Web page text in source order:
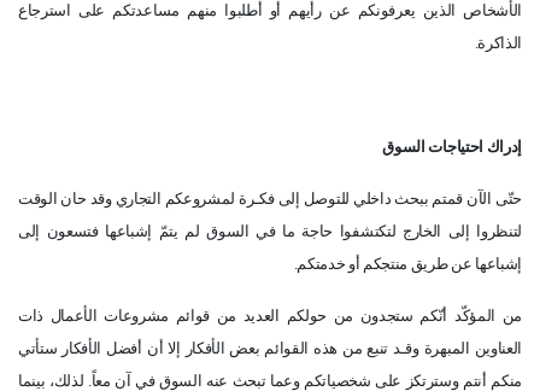
الأشخاص الذين يعرفونكم عن رأيهم أو أطلبوا منهم مساعدتكم على استرجاع
الذاكرة.
إدراك احتياجات السوق
حتّى الآن قمتم ببحث داخلي للتوصل إلى فكـرة لمشروعكم التجاري وقد حان الوقت
لتنظروا إلى الخارج لتكتشفوا حاجة ما في السوق لم يتمّ إشباعها فتسعون إلى
إشباعها عن طريق منتجكم أو خدمتكم.
من المؤكّد أنّكم ستجدون من حولكم العديد من قوائم مشروعات الأعمال ذات
العناوين المبهرة وقـد تنبع من هذه القوائم بعض الأفكار إلا أن أفضل الأفكار ستأتي
منكم أنتم وسترتكز على شخصياتكم وعما تبحث عنه السوق في آن معاً. لذلك، بينما